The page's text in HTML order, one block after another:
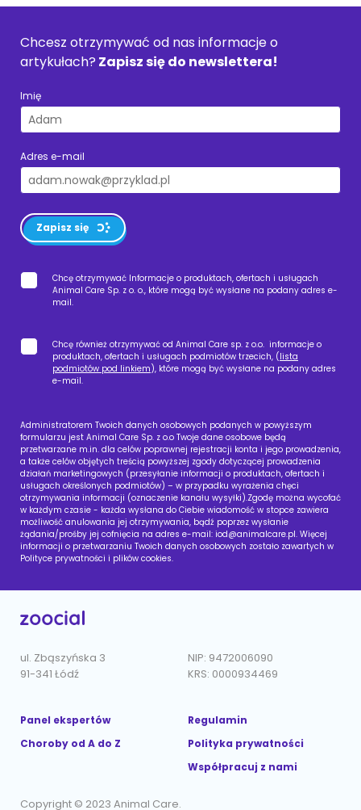
Chcesz otrzymywać od nas informacje o
artykułach? Zapisz się do newslettera!
Imię
Adres e-mail
Zapisz się
Chcę otrzymywać Informacje o produktach, ofertach i usługach
Animal Care Sp. z o. o., które mogą być wysłane na podany adres e-
mail.
Chcę również otrzymywać od Animal Care sp. z o.o. informacje o
produktach, ofertach i usługach podmiotów trzecich, (lista
podmiotów pod linkiem), które mogą być wysłane na podany adres
e-mail.
Administratorem Twoich danych osobowych podanych w powyższym
formularzu jest Animal Care Sp. z o.o Twoje dane osobowe będą
przetwarzane m.in. dla celów poprawnej rejestracji konta i jego prowadzenia,
a także celów objętych treścią powyższej zgody dotyczącej prowadzenia
działań marketingowych (przesyłanie informacji o produktach, ofertach i
usługach określonych podmiotów) – w przypadku wyrażenia chęci
otrzymywania informacji (oznaczenie kanału wysyłki).Zgodę można wycofać
w każdym czasie - każda wysłana do Ciebie wiadomość w stopce zawiera
możliwość anulowania jej otrzymywania, bądź poprzez wysłanie
żądania/prośby jej cofnięcia na adres e-mail: iod@animalcare.pl. Więcej
informacji o przetwarzaniu Twoich danych osobowych zostało zawartych w
Polityce prywatności i plików cookies.
ul. Zbąszyńska 3
91-341 Łódź
NIP: 9472006090
KRS: 0000934469
Panel ekspertów
Choroby od A do Z
Regulamin
Polityka prywatności
Współpracuj z nami
Copyright © 2023 Animal Care.